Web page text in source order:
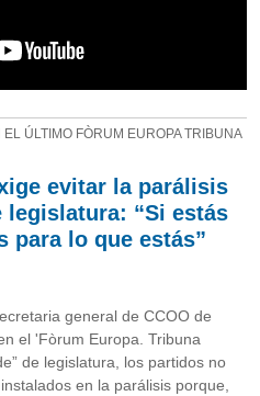
EL ÚLTIMO FÒRUM EUROPA TRIBUNA
evitar la parálisis
legislatura: “Si estás
para lo que estás”
general de CCOO de
el 'Fòrum Europa. Tribuna
de legislatura, los partidos no
en la parálisis porque,